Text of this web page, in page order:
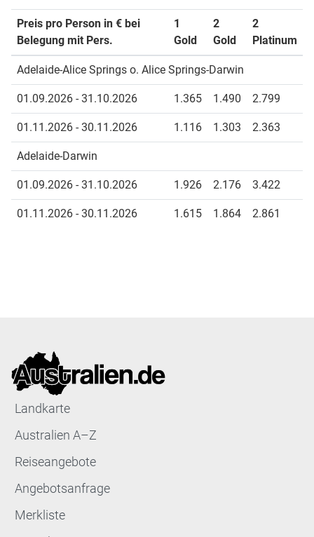
Preis pro Person in € bei
Belegung mit Pers.
1
Gold
2
Gold
2
Platinum
Adelaide-Alice Springs o. Alice Springs-Darwin
01.09.2026 - 31.10.2026 1.365 1.490 2.799
01.11.2026 - 30.11.2026 1.116 1.303 2.363
Adelaide-Darwin
01.09.2026 - 31.10.2026 1.926 2.176 3.422
01.11.2026 - 30.11.2026 1.615 1.864 2.861
Landkarte
Australien A–Z
Reiseangebote
Angebotsanfrage
Merkliste